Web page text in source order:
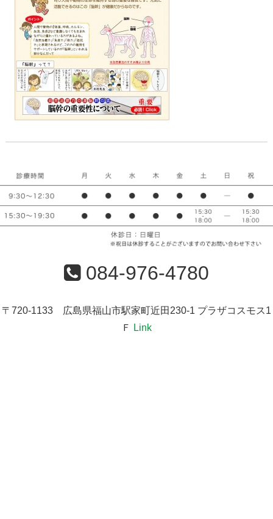
084-976-4780
〒720-1133 広島県福山市駅家町近田230-1 プラザコスモス1
Ｆ
Link